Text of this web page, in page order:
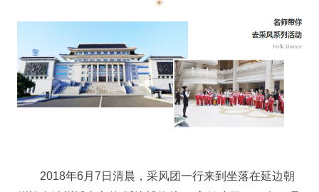
2018年6月7日清晨，采风团一行来到坐落在延边朝